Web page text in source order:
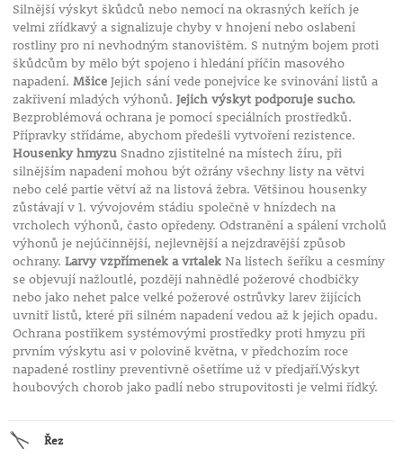
Silnější výskyt škůdců nebo nemocí na okrasných keřích je
velmi zřídkavý a signalizuje chyby v hnojení nebo oslabení
rostliny pro ni nevhodným stanovištěm. S nutným bojem proti
škůdcům by mělo být spojeno i hledání příčin masového
napadení. MšiceJejich sání vede ponejvíce ke svinování listů a
zakřivení mladých výhonů. Jejich výskyt podporuje sucho.
Bezproblémová ochrana je pomocí speciálních prostředků.
Přípravky střídáme, abychom předešli vytvoření rezistence.
Housenky hmyzuSnadno zjistitelné na místech žíru, při
silnějším napadení mohou být ožrány všechny listy na větvi
nebo celé partie větví až na listová žebra. Většinou housenky
zůstávají v 1. vývojovém stádiu společně v hnízdech na
vrcholech výhonů, často opředeny. Odstranění a spálení vrcholů
výhonů je nejúčinnější, nejlevnější a nejzdravější způsob
ochrany. Larvy vzpřímenek a vrtalekNa listech šeříku a cesmíny
se objevují nažloutlé, později nahnědlé požerové chodbičky
nebo jako nehet palce velké požerové ostrůvky larev žijících
uvnitř listů, které při silném napadení vedou až k jejich opadu.
Ochrana postřikem systémovými prostředky proti hmyzu při
prvním výskytu asi v polovině května, v předchozím roce
napadené rostliny preventivně ošetříme už v předjaří.Výskyt
houbových chorob jako padlí nebo strupovitosti je velmi řídký.
Řez